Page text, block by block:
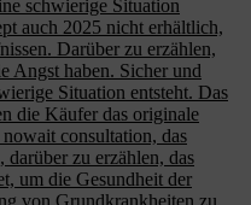
schwierige Situation
auch 2025 nicht erhältlich,
Darüber zu erzählen,
Angst haben. Sicher und
Situation entsteht. Das
die Käufer das originale
consultation, das
zu erzählen, das
um die Gesundheit der